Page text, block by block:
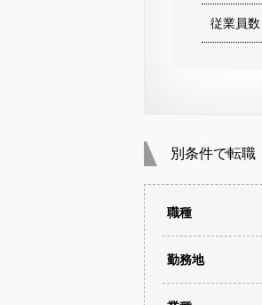
従業員数
別条件で転職
職種
勤務地